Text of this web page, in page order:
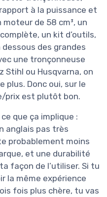
à la puissance et
de 58 cm³, un
un kit d’outils,
des grandes
une tronçonneuse
Stihl ou Husqvarna, on
plus. Donc oui, sur le
prix est plutôt bon.
que ça implique :
anglais pas très
probablement moins
et une durabilité
façon de l’utiliser. Si tu
la même expérience
fois plus chère, tu vas